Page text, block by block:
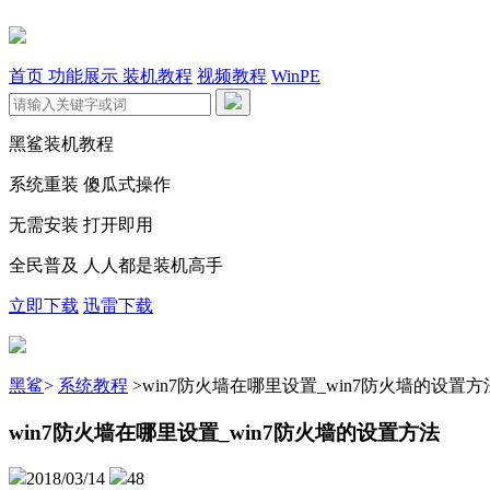
首页 功能展示 装机教程 视频教程 WinPE
黑鲨装机教程
系统重装 傻瓜式操作
无需安装 打开即用
全民普及 人人都是装机高手
立即下载 迅雷下载
黑鲨> 系统教程 >win7防火墙在哪里设置_win7防火墙的设置方
win7防火墙在哪里设置_win7防火墙的设置方法
2018/03/14 48